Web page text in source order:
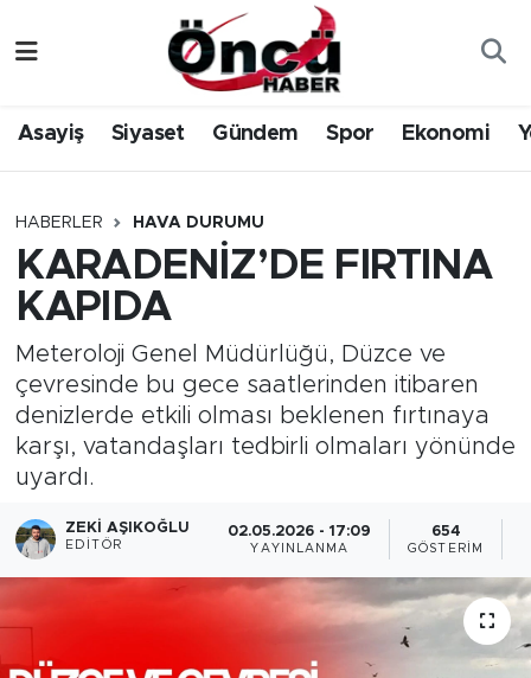
Asayiş Siyaset Gündem Spor Ekonomi
HABERLER HAVA DURUMU
KARADENİZ’DE FIRTINA
KAPIDA
Meteroloji Genel Müdürlüğü, Düzce ve
çevresinde bu gece saatlerinden itibaren
denizlerde etkili olması beklenen fırtınaya
karşı, vatandaşları tedbirli olmaları yönünde
uyardı.
ZEKI AŞIKOĞLU
EDITÖR
02.05.2026 - 17:09
YAYINLANMA
654
GÖSTERIM
Gündem
Spor
Yerel Haber
Öncü Radyo Dinle
Düzce Nöbetçi Eczaneler
Düzce Hava Durumu
Düzce Trafik Yoğunluk Haritası
Tüm Manşetler
Son Dakika Haberleri